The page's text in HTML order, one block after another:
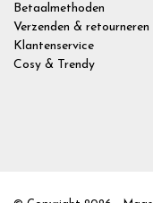
Betaalmethoden
Verzenden & retourneren
Klantenservice
Cosy & Trendy